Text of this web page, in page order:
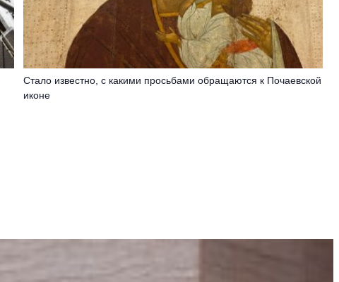
Стало известно, с какими просьбами обращаются к Почаевской
иконе